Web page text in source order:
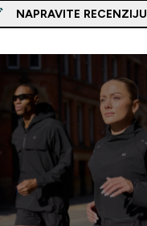
NAPRAVITE RECENZIJU